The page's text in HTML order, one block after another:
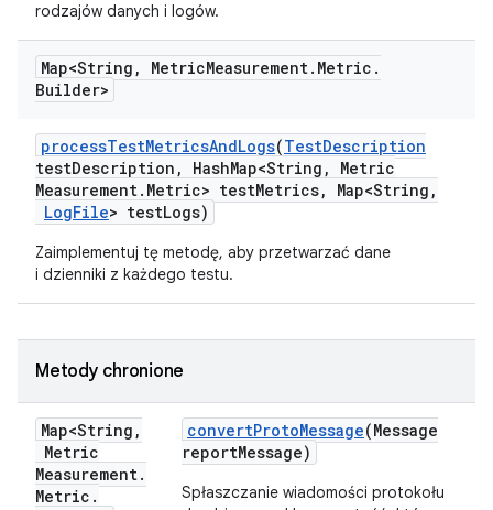
rodzajów danych i logów.
Map<String , MetricMeasurement. Metric .
Builder>
processTestMetricsAndLogs(TestDescription
testDescription , HashMap<String ,
Metric
Measurement. Metric> testMetrics, Map<String ,
LogFile> testLogs)
Zaimplementuj tę metodę, aby przetwarzać dane
i dzienniki z każdego testu.
Metody chronione
Map<String ,
Metric
Measurement.
Metric .
convertProtoMessage(Message
reportMessage)
Spłaszczanie wiadomości protokołu